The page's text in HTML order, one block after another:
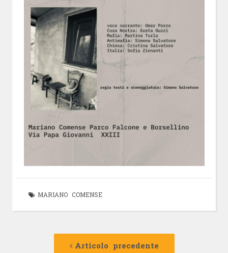
MARIANO COMENSE
Navigazione
Articolo precedente
Articolo